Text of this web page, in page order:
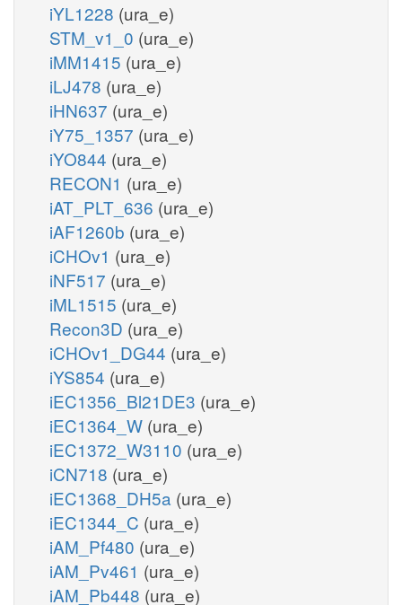
iYL1228 (ura_e)
STM_v1_0 (ura_e)
iMM1415 (ura_e)
iLJ478 (ura_e)
iHN637 (ura_e)
iY75_1357 (ura_e)
iYO844 (ura_e)
RECON1 (ura_e)
iAT_PLT_636 (ura_e)
iAF1260b (ura_e)
iCHOv1 (ura_e)
iNF517 (ura_e)
iML1515 (ura_e)
Recon3D (ura_e)
iCHOv1_DG44 (ura_e)
iYS854 (ura_e)
iEC1356_Bl21DE3 (ura_e)
iEC1364_W (ura_e)
iEC1372_W3110 (ura_e)
iCN718 (ura_e)
iEC1368_DH5a (ura_e)
iEC1344_C (ura_e)
iAM_Pf480 (ura_e)
iAM_Pv461 (ura_e)
iAM_Pb448 (ura_e)